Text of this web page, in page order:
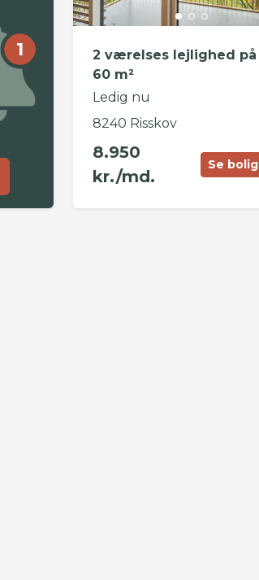
1
2 værelses lejlighed på
60 m²
Ledig nu
8240 Risskov
8.950
kr./md.
Se bolig